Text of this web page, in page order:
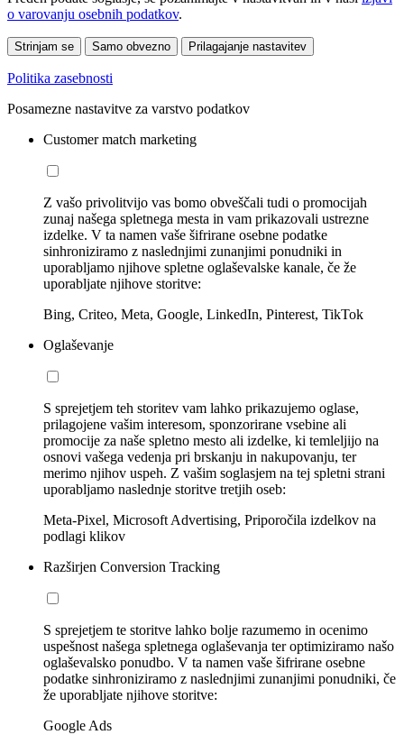
o varovanju osebnih podatkov.
Strinjam se Samo obvezno Prilagajanje nastavitev
Politika zasebnosti
Posamezne nastavitve za varstvo podatkov
Customer match marketing
Z vašo privolitvijo vas bomo obveščali tudi o promocijah
zunaj našega spletnega mesta in vam prikazovali ustrezne
izdelke. V ta namen vaše šifrirane osebne podatke
sinhroniziramo z naslednjimi zunanjimi ponudniki in
uporabljamo njihove spletne oglaševalske kanale, če že
uporabljate njihove storitve:
Bing, Criteo, Meta, Google, LinkedIn, Pinterest, TikTok
Oglaševanje
S sprejetjem teh storitev vam lahko prikazujemo oglase,
prilagojene vašim interesom, sponzorirane vsebine ali
promocije za naše spletno mesto ali izdelke, ki temleljijo na
osnovi vašega vedenja pri brskanju in nakupovanju, ter
merimo njihov uspeh. Z vašim soglasjem na tej spletni strani
uporabljamo naslednje storitve tretjih oseb:
Meta-Pixel, Microsoft Advertising, Priporočila izdelkov na
podlagi klikov
Razširjen Conversion Tracking
S sprejetjem te storitve lahko bolje razumemo in ocenimo
uspešnost našega spletnega oglaševanja ter optimiziramo našo
oglaševalsko ponudbo. V ta namen vaše šifrirane osebne
podatke sinhroniziramo z naslednjimi zunanjimi ponudniki, če
že uporabljate njihove storitve:
Google Ads